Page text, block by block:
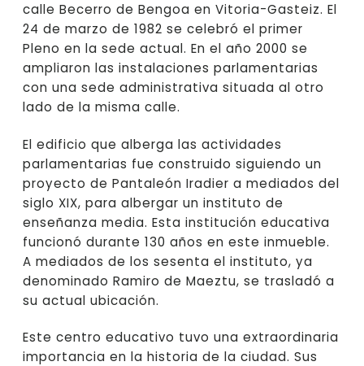
calle Becerro de Bengoa en Vitoria-Gasteiz. El
24 de marzo de 1982 se celebró el primer
Pleno en la sede actual. En el año 2000 se
ampliaron las instalaciones parlamentarias
con una sede administrativa situada al otro
lado de la misma calle.
El edificio que alberga las actividades
parlamentarias fue construido siguiendo un
proyecto de Pantaleón Iradier a mediados del
siglo XIX, para albergar un instituto de
enseñanza media. Esta institución educativa
funcionó durante 130 años en este inmueble.
A mediados de los sesenta el instituto, ya
denominado Ramiro de Maeztu, se trasladó a
su actual ubicación.
Este centro educativo tuvo una extraordinaria
importancia en la historia de la ciudad. Sus